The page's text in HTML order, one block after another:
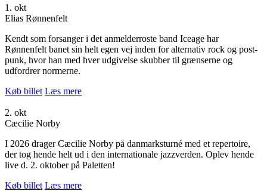
1. okt
Elias Rønnenfelt
Kendt som forsanger i det anmelderroste band Iceage har
Rønnenfelt banet sin helt egen vej inden for alternativ rock og post-
punk, hvor han med hver udgivelse skubber til grænserne og
udfordrer normerne.
Køb billet Læs mere
2. okt
Cæcilie Norby
I 2026 drager Cæcilie Norby på danmarksturné med et repertoire,
der tog hende helt ud i den internationale jazzverden. Oplev hende
live d. 2. oktober på Paletten!
Køb billet Læs mere